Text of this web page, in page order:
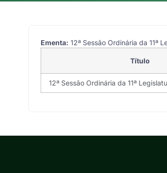
Ementa: 12ª Sessão Ordinária da 11ª
Título
12ª Sessão Ordinária da 11ª